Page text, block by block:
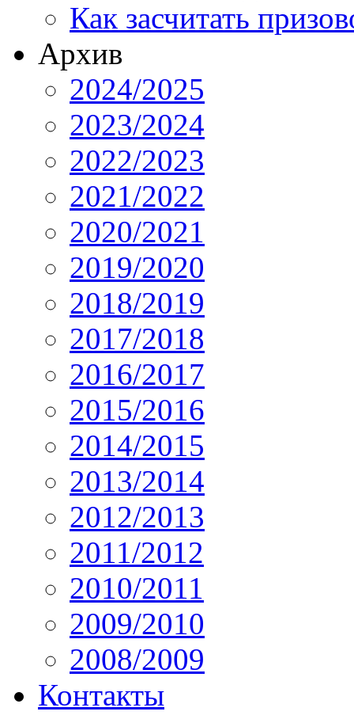
Как засчитать
Архив
2024/2025
2023/2024
2022/2023
2021/2022
2020/2021
2019/2020
2018/2019
2017/2018
2016/2017
2015/2016
2014/2015
2013/2014
2012/2013
2011/2012
2010/2011
2009/2010
2008/2009
Контакты